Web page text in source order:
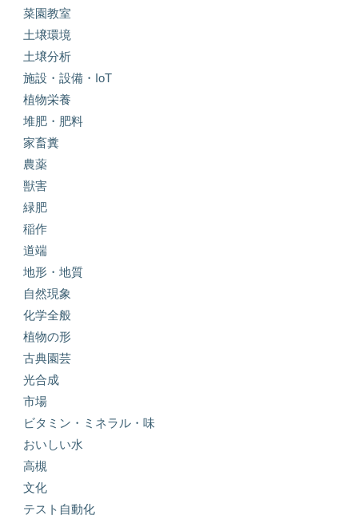
菜園教室
土壌環境
土壌分析
施設・設備・IoT
植物栄養
堆肥・肥料
家畜糞
農薬
獣害
緑肥
稲作
道端
地形・地質
自然現象
化学全般
植物の形
古典園芸
光合成
市場
ビタミン・ミネラル・味
おいしい水
高槻
文化
テスト自動化